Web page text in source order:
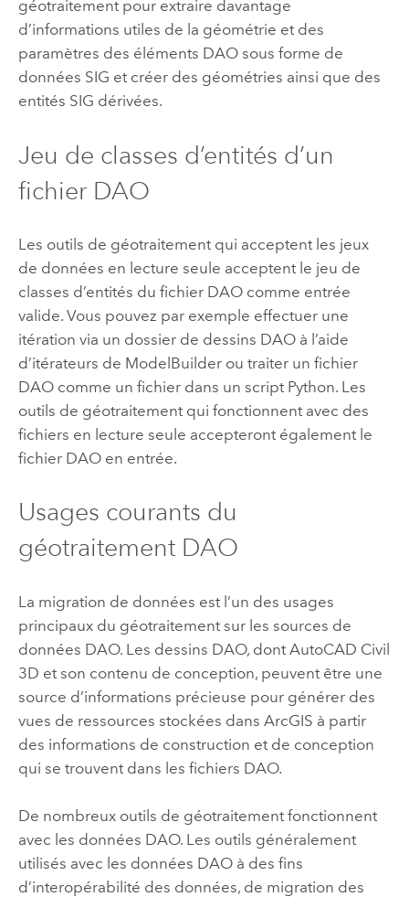
géotraitement pour extraire davantage
d’informations utiles de la géométrie et des
paramètres des éléments DAO sous forme de
données SIG et créer des géométries ainsi que des
entités SIG dérivées.
Jeu de classes d’entités d’un
fichier DAO
Les outils de géotraitement qui acceptent les jeux
de données en lecture seule acceptent le jeu de
classes d’entités du fichier DAO comme entrée
valide. Vous pouvez par exemple effectuer une
itération via un dossier de dessins DAO à l’aide
d’itérateurs de ModelBuilderou traiter un fichier
DAO comme un fichier dans un script Python. Les
outils de géotraitement qui fonctionnent avec des
fichiers en lecture seule accepteront également le
fichier DAO en entrée.
Usages courants du
géotraitement DAO
La migration de données est l’un des usages
principaux du géotraitement sur les sources de
données DAO. Les dessins DAO, dont AutoCAD Civil
3D et son contenu de conception, peuvent être une
source d’informations précieuse pour générer des
vues de ressources stockées dans ArcGIS à partir
des informations de construction et de conception
qui se trouvent dans les fichiers DAO.
De nombreux outils de géotraitement fonctionnent
avec les données DAO. Les outils généralement
utilisés avec les données DAO à des fins
d’interopérabilité des données, de migration des